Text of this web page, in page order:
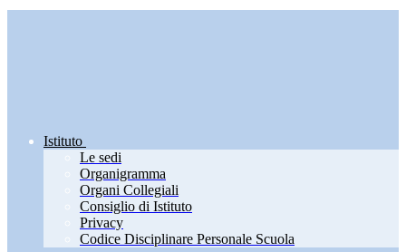
Istituto
Le sedi
Organigramma
Organi Collegiali
Consiglio di Istituto
Privacy
Codice Disciplinare Personale Scuola